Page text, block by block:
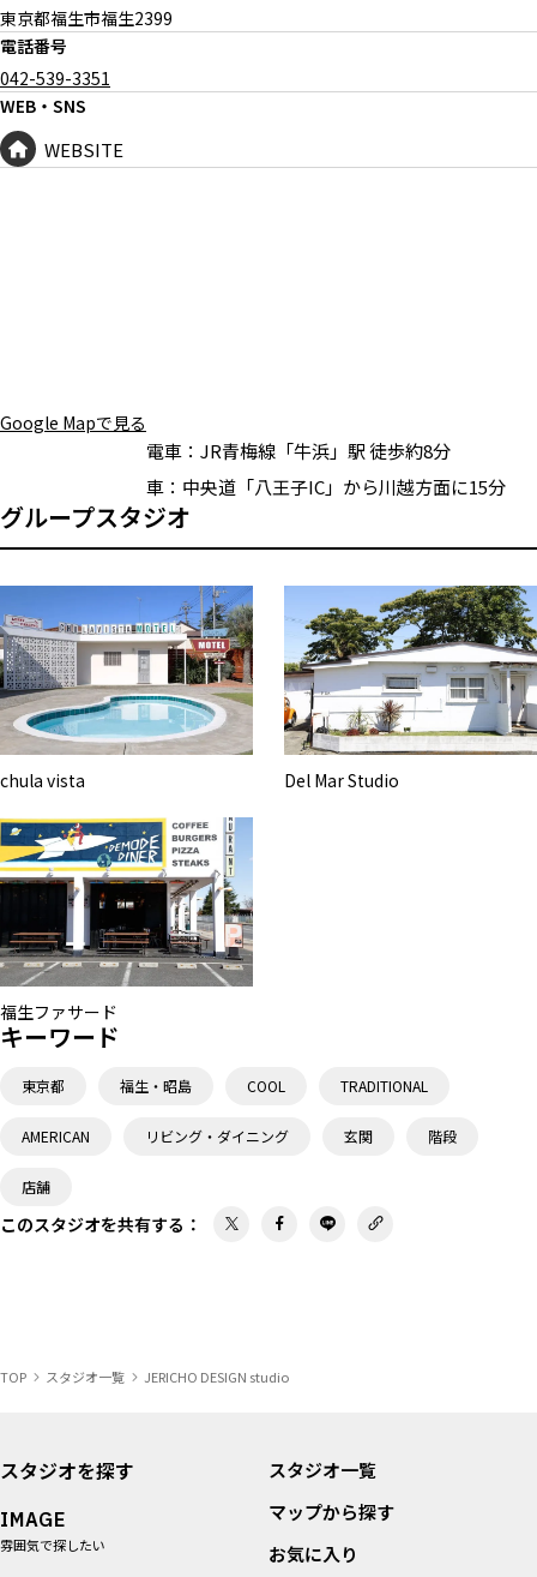
東京都福生市福生2399
電話番号
042-539-3351
WEB・SNS
WEBSITE
Google Mapで見る
電車： JR青梅線「牛浜」駅 徒歩約8分
車： 中央道「八王子IC」から川越方面に15分
グループスタジオ
chula vista Del Mar Studio
福生ファサード
キーワード
東京都 福生・昭島 COOL TRADITIONAL
AMERICAN リビング・ダイニング 玄関 階段
店舗
このスタジオを共有する ：
TOP スタジオ一覧 JERICHO DESIGN studio
スタジオを探す
IMAGE
雰囲気で探したい
スタジオ一覧
マップから探す
お気に入り